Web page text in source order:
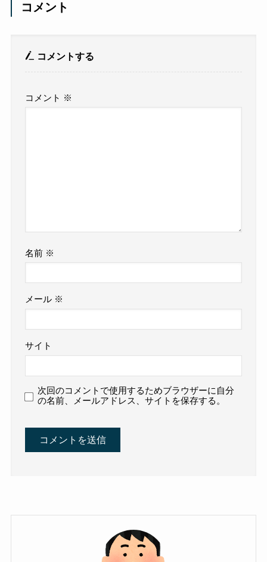
コメント
コメントする
コメント ※
名前 ※
メール ※
サイト
次回のコメントで使用するためブラウザーに自分
の名前、メールアドレス、サイトを保存する。